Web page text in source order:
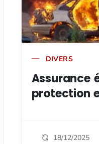
DIVERS
Assurance
protection
18/12/2025